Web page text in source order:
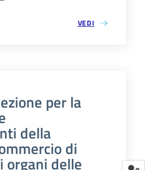
VEDI
per la
della
di
organi delle